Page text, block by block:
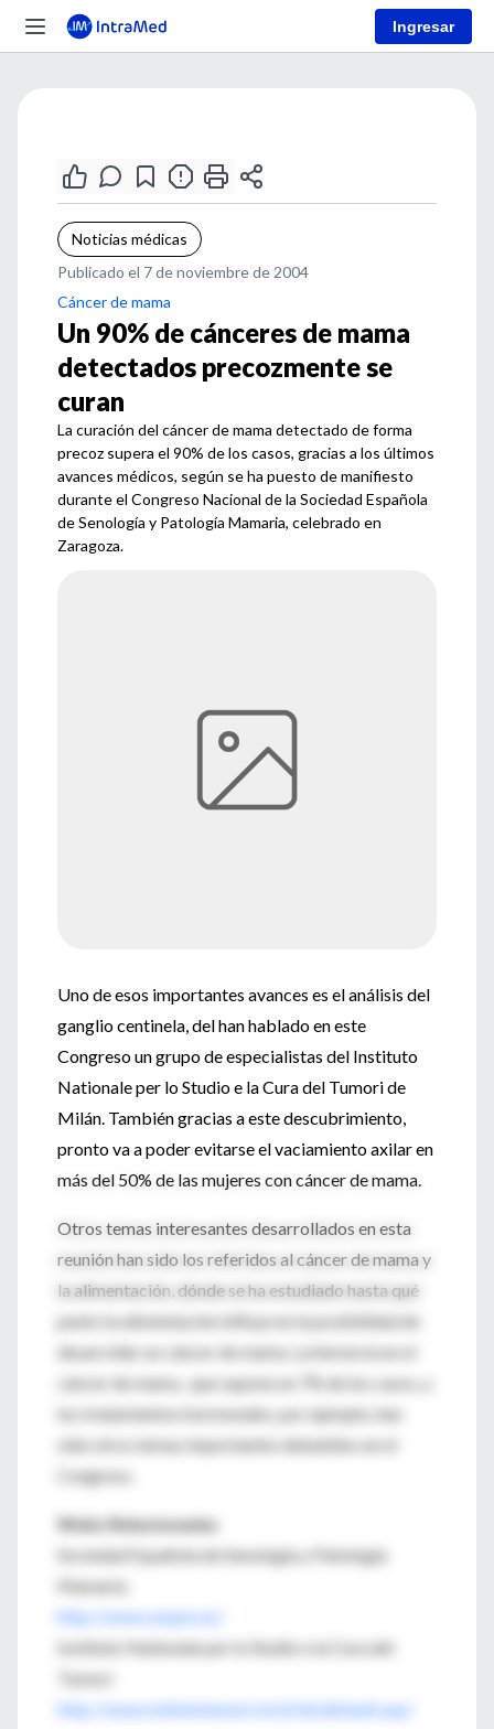
Ingresar
Noticias médicas
Publicado el 7 de noviembre de 2004
Cáncer de mama
Un 90% de cánceres de mama
detectados precozmente se
curan
La curación del cáncer de mama detectado de forma
precoz supera el 90% de los casos, gracias a los últimos
avances médicos, según se ha puesto de manifiesto
durante el Congreso Nacional de la Sociedad Española
de Senología y Patología Mamaria, celebrado en
Zaragoza.
Uno de esos importantes avances es el análisis del
ganglio centinela, del han hablado en este
Congreso un grupo de especialistas del Instituto
Nationale per lo Studio e la Cura del Tumori de
Milán. También gracias a este descubrimiento,
pronto va a poder evitarse el vaciamiento axilar en
más del 50% de las mujeres con cáncer de mama.
Otros temas interesantes desarrollados en esta
reunión han sido los referidos al cáncer de mama y
la alimentación, dónde se ha estudiado hasta qué
punto la alimentación influye en la posibilidad de
desarrollar un cáncer de mama. La herencia en el
cáncer de mama , que supone un 7% de los casos, y
los tratamientos hormonales, por ejemplo, han
sido otros temas importantes debatidos en el
Congreso.
Webs Relacionadas
Sociedad Española de Senología y Patología
Mamaria
http://www.sespm.es/
Instituto Nationale per lo Studio e la Cura del
Tumori
http://www.istitutotumori.mi.it/int/default.asp/